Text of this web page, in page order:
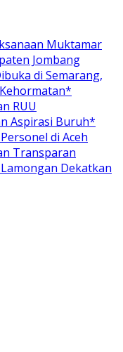
Muktamar
Jombang
di Semarang,
RUU
Aspirasi Buruh*
di Aceh
Transparan
Dekatkan